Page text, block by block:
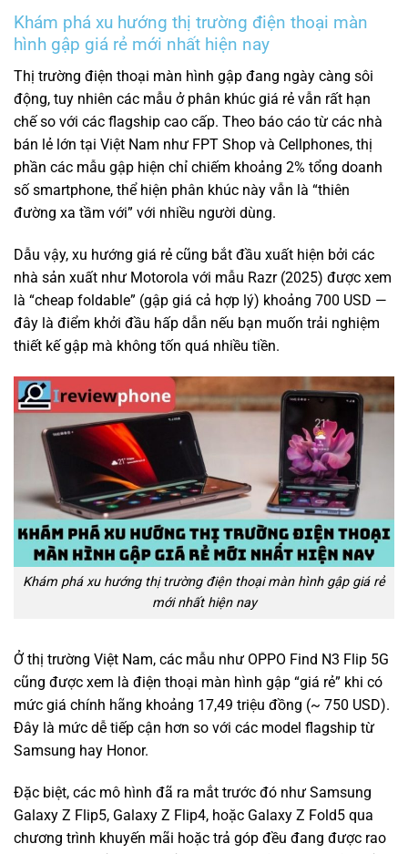
Khám phá xu hướng thị trường điện thoại màn
hình gập giá rẻ mới nhất hiện nay
Thị trường điện thoại màn hình gập đang ngày càng sôi
động, tuy nhiên các mẫu ở phân khúc giá rẻ vẫn rất hạn
chế so với các flagship cao cấp. Theo báo cáo từ các nhà
bán lẻ lớn tại Việt Nam như FPT Shop và Cellphones, thị
phần các mẫu gập hiện chỉ chiếm khoảng 2% tổng doanh
số smartphone, thể hiện phân khúc này vẫn là “thiên
đường xa tầm với” với nhiều người dùng.
Dẫu vậy, xu hướng giá rẻ cũng bắt đầu xuất hiện bởi các
nhà sản xuất như Motorola với mẫu Razr (2025) được xem
là “cheap foldable” (gập giá cả hợp lý) khoảng 700 USD —
đây là điểm khởi đầu hấp dẫn nếu bạn muốn trải nghiệm
thiết kế gập mà không tốn quá nhiều tiền.
Khám phá xu hướng thị trường điện thoại màn hình gập giá rẻ
mới nhất hiện nay
Ở thị trường Việt Nam, các mẫu như OPPO Find N3 Flip 5G
cũng được xem là điện thoại màn hình gập “giá rẻ” khi có
mức giá chính hãng khoảng 17,49 triệu đồng (~ 750 USD).
Đây là mức dễ tiếp cận hơn so với các model flagship từ
Samsung hay Honor.
Đặc biệt, các mô hình đã ra mắt trước đó như Samsung
Galaxy Z Flip5, Galaxy Z Flip4, hoặc Galaxy Z Fold5 qua
chương trình khuyến mãi hoặc trả góp đều đang được rao